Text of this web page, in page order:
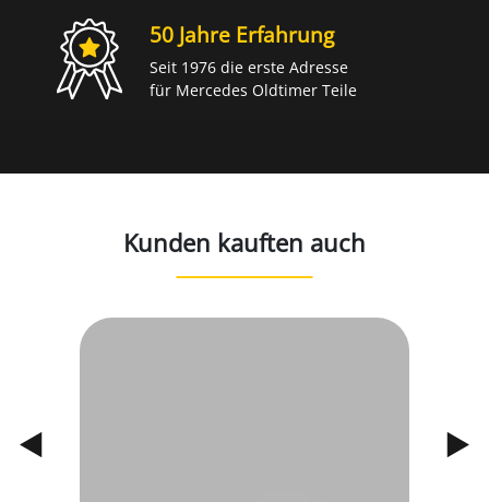
50 Jahre Erfahrung
Seit 1976 die erste Adresse
für Mercedes Oldtimer Teile
Kunden kauften auch